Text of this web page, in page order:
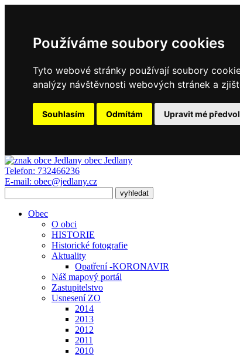
Používáme soubory cookies
Tyto webové stránky používají soubory
analýzy návštěvnosti webových stránek a
Souhlasím Odmítám Upravit mé
obec Jedlany
Telefon: 732466236
E-mail: obec@jedlany.cz
Obec
O obci
HISTORIE
Historické fotografie
Aktuality
Opatření -KORONAVIR
Náš mapový portál
Zastupitelstvo
Usnesení ZO
2014
2013
2012
2011
2010